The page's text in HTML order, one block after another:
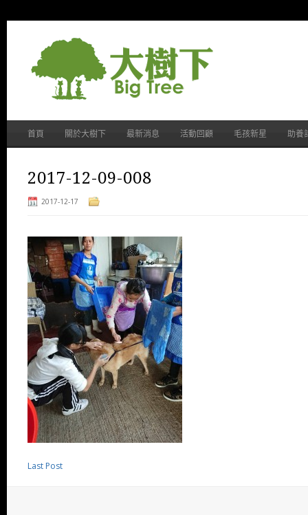
首頁 關於大樹下 最新消息 活動回顧 毛孩新星 助養
2017-12-09-008
2017-12-17
Last Post